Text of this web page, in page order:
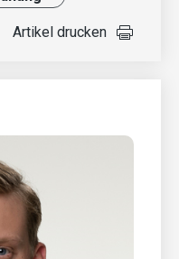
Artikel drucken